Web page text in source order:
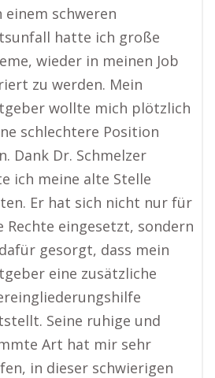
einem schweren
hatte ich große
wieder in meinen Job
zu werden. Mein
wollte mich plötzlich
schlechtere Position
Dank Dr. Schmelzer
ich meine alte Stelle
Er hat sich nicht nur für
Rechte eingesetzt, sondern
gesorgt, dass mein
eine zusätzliche
Seine ruhige und
Art hat mir sehr
in dieser schwierigen